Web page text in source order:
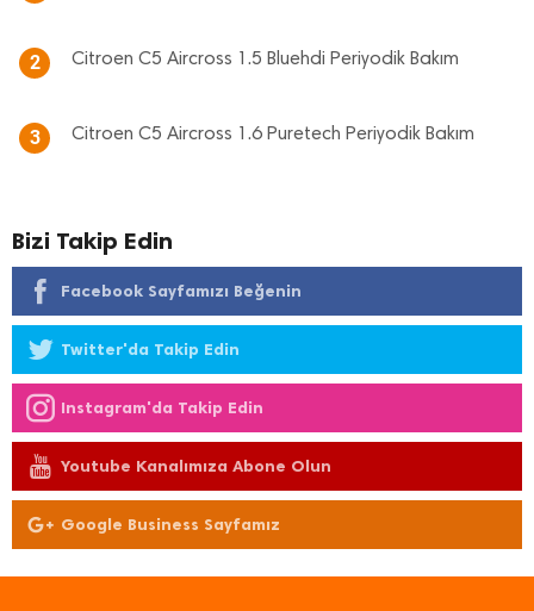
2 Citroen C5 Aircross 1.5 Bluehdi Periyodik Bakım
3 Citroen C5 Aircross 1.6 Puretech Periyodik Bakım
Bizi Takip Edin
Facebook Sayfamızı Beğenin
Twitter'da Takip Edin
Instagram'da Takip Edin
Youtube Kanalımıza Abone Olun
Google Business Sayfamız